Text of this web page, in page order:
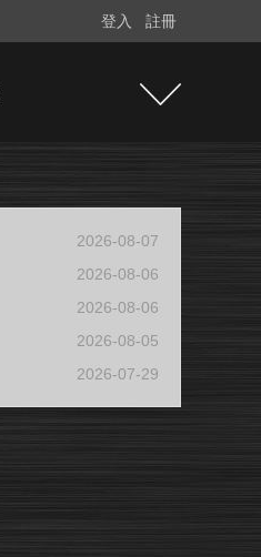
登入 註冊
2026-08-07
2026-08-06
2026-08-06
2026-08-05
2026-07-29